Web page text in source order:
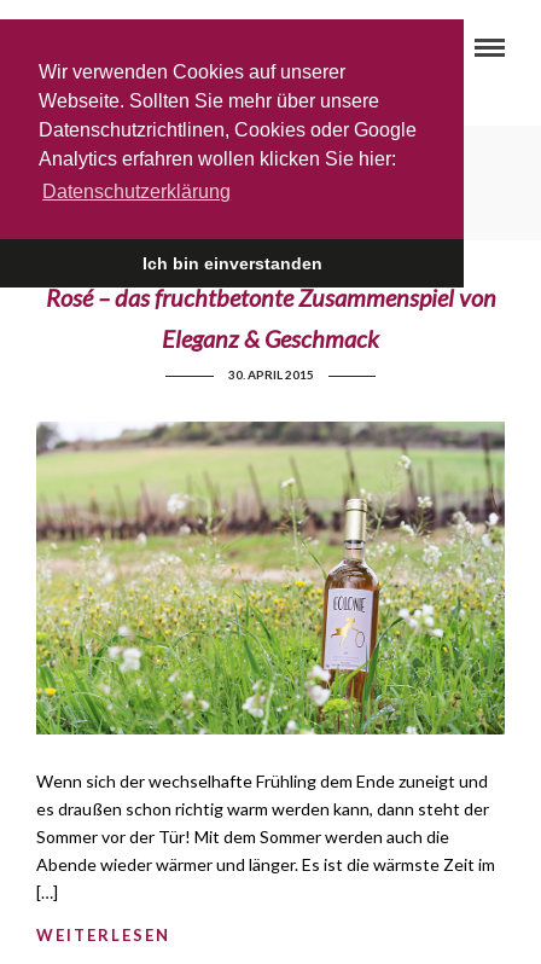
Wir verwenden Cookies auf unserer
Webseite. Sollten Sie mehr über unsere
Datenschutzrichtlinen, Cookies oder Google
Analytics erfahren wollen klicken Sie hier:
Datenschutzerklärung
Ich bin einverstanden
Rosé-Schaumwein
Rosé – das fruchtbetonte Zusammenspiel von
Eleganz & Geschmack
30. APRIL 2015
Wenn sich der wechselhafte Frühling dem Ende zuneigt und
es draußen schon richtig warm werden kann, dann steht der
Sommer vor der Tür! Mit dem Sommer werden auch die
Abende wieder wärmer und länger. Es ist die wärmste Zeit im
[…]
WEITERLESEN